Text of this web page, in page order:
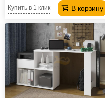
В корзину
Купить в 1 клик